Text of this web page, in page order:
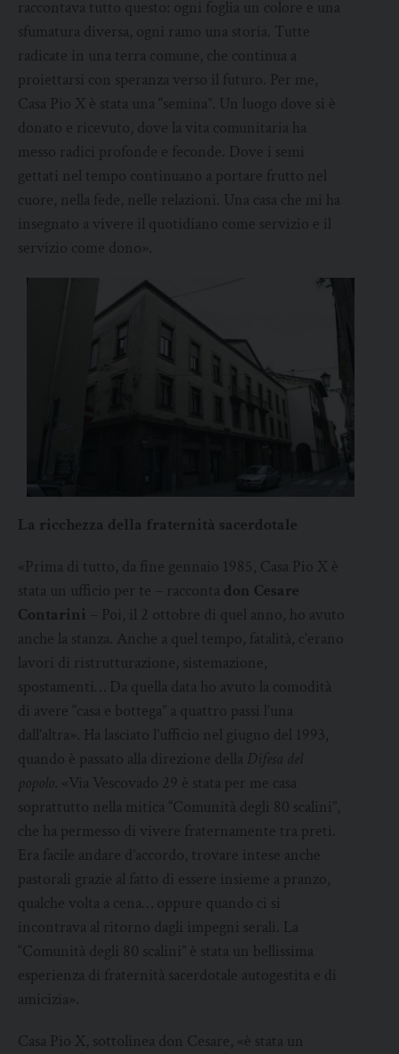
raccontava tutto questo: ogni foglia un colore e una
sfumatura diversa, ogni ramo una storia. Tutte
radicate in una terra comune, che continua a
proiettarsi con speranza verso il futuro. Per me,
Casa Pio X è stata una “semina”. Un luogo dove si è
donato e ricevuto, dove la vita comunitaria ha
messo radici profonde e feconde. Dove i semi
gettati nel tempo continuano a portare frutto nel
cuore, nella fede, nelle relazioni. Una casa che mi ha
insegnato a vivere il quotidiano come servizio e il
servizio come dono».
La ricchezza della fraternità sacerdotale
«Prima di tutto, da fine gennaio 1985, Casa Pio X è
stata un ufficio per te – racconta don Cesare
Contarini – Poi, il 2 ottobre di quel anno, ho avuto
anche la stanza. Anche a quel tempo, fatalità, c’erano
lavori di ristrutturazione, sistemazione,
spostamenti… Da quella data ho avuto la comodità
di avere “casa e bottega” a quattro passi l’una
dall’altra». Ha lasciato l’ufficio nel giugno del 1993,
quando è passato alla direzione della Difesa del
popolo . «Via Vescovado 29 è stata per me casa
soprattutto nella mitica “Comunità degli 80 scalini”,
che ha permesso di vivere fraternamente tra preti.
Era facile andare d’accordo, trovare intese anche
pastorali grazie al fatto di essere insieme a pranzo,
qualche volta a cena… oppure quando ci si
incontrava al ritorno dagli impegni serali. La
“Comunità degli 80 scalini” è stata un bellissima
esperienza di fraternità sacerdotale autogestita e di
amicizia».
Casa Pio X, sottolinea don Cesare, «è stata un